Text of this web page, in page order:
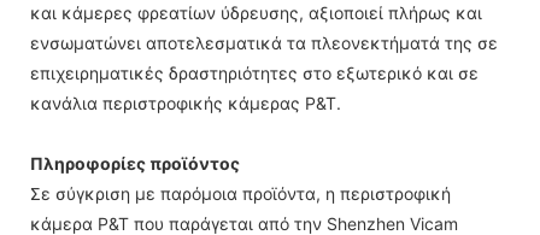
και κάμερες φρεατίων ύδρευσης, αξιοποιεί πλήρως και
ενσωματώνει αποτελεσματικά τα πλεονεκτήματά της σε
επιχειρηματικές δραστηριότητες στο εξωτερικό και σε
κανάλια περιστροφικής κάμερας P&T.
Πληροφορίες προϊόντος
Σε σύγκριση με παρόμοια προϊόντα, η περιστροφική
κάμερα P&T που παράγεται από την Shenzhen Vicam